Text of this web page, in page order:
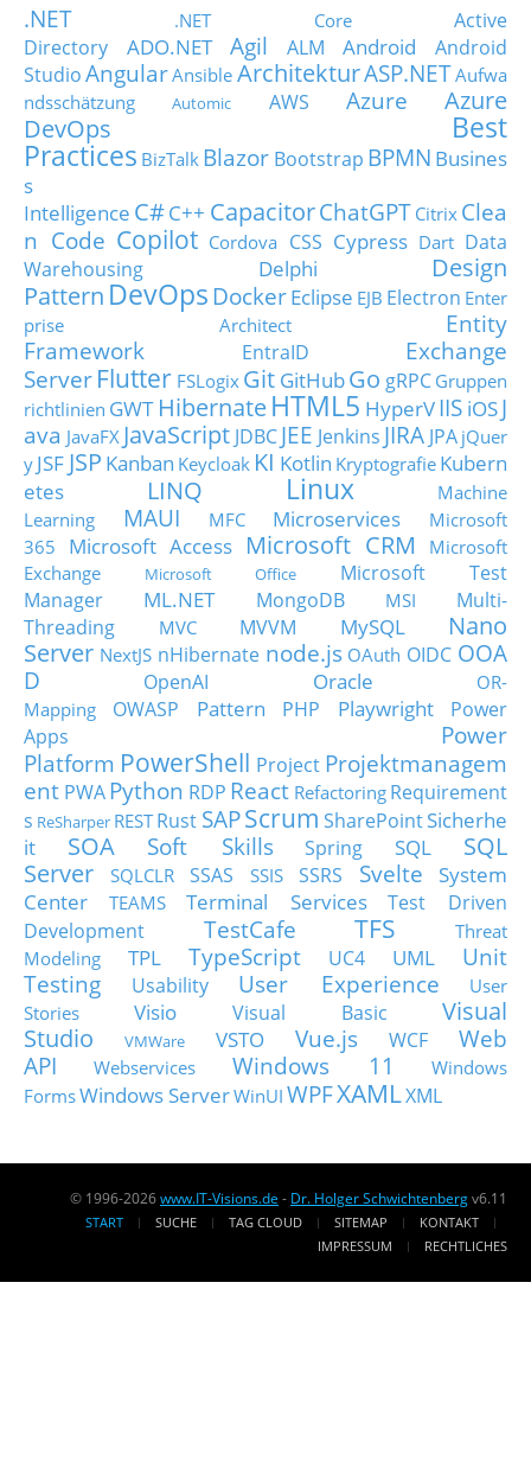
.NET .NET Core
Active
Directory
ADO.NET Agil ALM Android
Android
StudioAngularAnsible ArchitekturASP.NETAufwa
ndsschätzung
Automic AWS Azure
Azure
DevOps
Best
Practices BizTalk Blazor Bootstrap BPMN Busines
s
Intelligence C#C++ CapacitorChatGPT Citrix Clea
n Code Copilot Cordova CSS Cypress Dart Data
Warehousing
Delphi
Design
Pattern DevOps DockerEclipse EJB Electron Enter
prise Architect
Entity
Framework
EntraID
Exchange
Server Flutter FSLogix Git GitHubGo gRPC Gruppen
richtlinien GWT HibernateHTML5 HyperVIIS iOSJ
ava JavaFX JavaScript JDBC JEE Jenkins JIRA JPA jQuer
y JSF JSP Kanban Keycloak KI Kotlin Kryptografie Kubern
etes
LINQ Linux
Machine
Learning
MAUI MFC Microservices
Microsoft
365
Microsoft Access Microsoft CRM
Microsoft
Exchange
Microsoft Office
Microsoft Test
Manager
ML.NET MongoDB MSI
Multi-
Threading
MVC MVVM MySQL
Nano
Server NextJS nHibernate node.js OAuth OIDC OOA
D
OpenAI Oracle
OR-
Mapping
OWASP Pattern PHP Playwright
Power
Apps
Power
Platform PowerShell Project Projektmanagem
ent PWA Python RDP React Refactoring Requirement
s ReSharper RESTRust SAPScrum SharePointSicherhe
it
SOA Soft Skills Spring SQL
SQL
Server
SQLCLR SSAS SSIS SSRS Svelte
System
Center
TEAMS Terminal Services
Test Driven
Development
TestCafe TFS
Threat
Modeling
TPL TypeScript UC4 UML
Unit
Testing
Usability User Experience
User
Stories
Visio Visual Basic
Visual
Studio
VMWare VSTO Vue.js WCF
Web
API
Webservices Windows 11
Windows
FormsWindows ServerWinUI WPFXAMLXML
© 1996-2026www.IT-Visions.de - Dr. Holger Schwichtenbergv6.11
START SUCHE TAG CLOUD SITEMAP
KONTAKT
IMPRESSUM
RECHTLICHES